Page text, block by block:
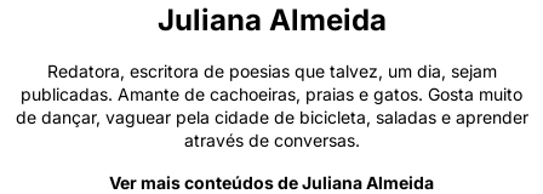
Juliana Almeida
Redatora, escritora de poesias que talvez, um dia, sejam
publicadas. Amante de cachoeiras, praias e gatos. Gosta muito
de dançar, vaguear pela cidade de bicicleta, saladas e aprender
através de conversas.
Ver mais conteúdos de Juliana Almeida